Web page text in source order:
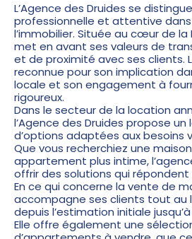
L’Agence des Druides se
professionnelle et attentive
l’immobilier. Située au cœur de la
met en avant ses valeurs de
et de proximité avec ses clients.
reconnue pour son implication
locale et son engagement à
rigoureux.
Dans le secteur de la location
l’Agence des Druides propose
d’options adaptées aux besoins
Que vous recherchiez une
appartement plus intime,
offrir des solutions qui
En ce qui concerne la vente de
accompagne ses clients tout au
depuis l’estimation initiale
Elle offre également une